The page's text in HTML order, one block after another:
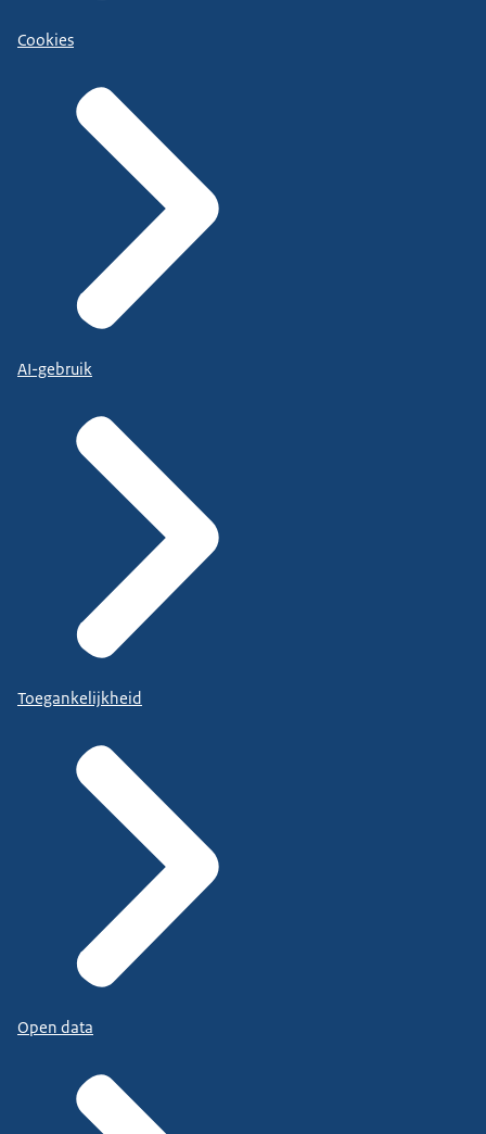
Cookies
AI-gebruik
Toegankelijkheid
Open data